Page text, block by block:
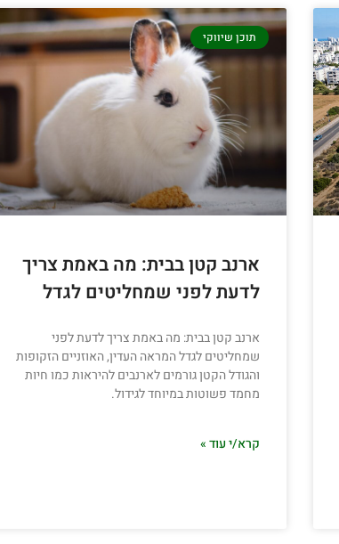
תוכן שיווקי
ארנב קטן בבית: מה באמת צריך
לדעת לפני שמחליטים לגדל
ארנב קטן בבית: מה באמת צריך לדעת לפני
שמחליטים לגדל המראה העדין, האוזניים הזקופות
והגודל הקטן גורמים לארנבים להיראות כמו חיות
מחמד פשוטות במיוחד לגידול.
קרא/י עוד »